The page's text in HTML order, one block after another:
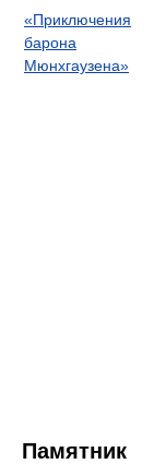
«Приключения
барона
Мюнхгаузена»
Памятник